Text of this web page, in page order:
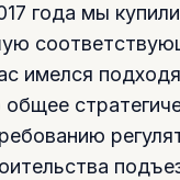
года мы
имелся